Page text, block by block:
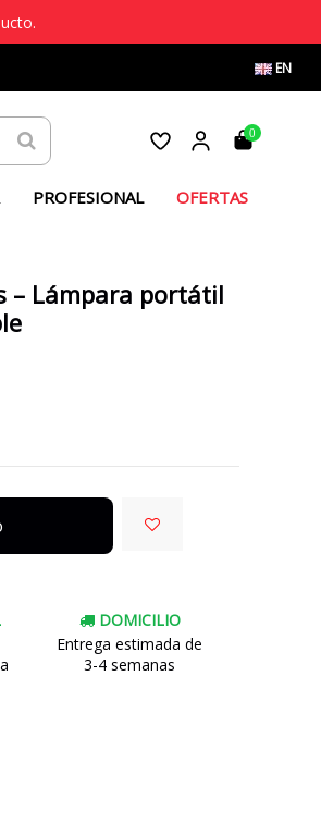
EN
0
PROFESIONAL OFERTAS
– Lámpara portátil
DOMICILIO
Entrega estimada de
3-4 semanas